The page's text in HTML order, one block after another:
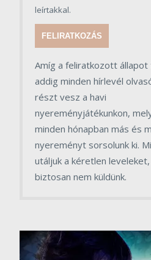
leírtakkal.
FELIRATKOZÁS
Amíg a feliratkozott
addig minden hírlevél
részt vesz a havi
nyereményjátékunkon,
minden hónapban más és
nyereményt sorsolunk ki.
utáljuk a kéretlen
biztosan nem küldünk.